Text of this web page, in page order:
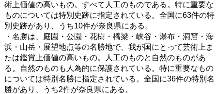
術上価値の高いもの。すべて人工のものである。特に重要な
ものについては特別史跡に指定されている。全国に63件の特
別史跡があり、うち10件が奈良県にある。
・名勝は、庭園・公園・花樹・橋梁・峡谷・瀑布・洞窟・海
浜・山岳・展望地点等の名勝地で、我が国にとって芸術上ま
たは鑑賞上価値の高いもの。人工のものと自然のものがあ
る。自然のものも人為的に保護されている。特に重要なもの
については特別名勝に指定されている。全国に36件の特別名
勝があり、うち2件が奈良県にある。